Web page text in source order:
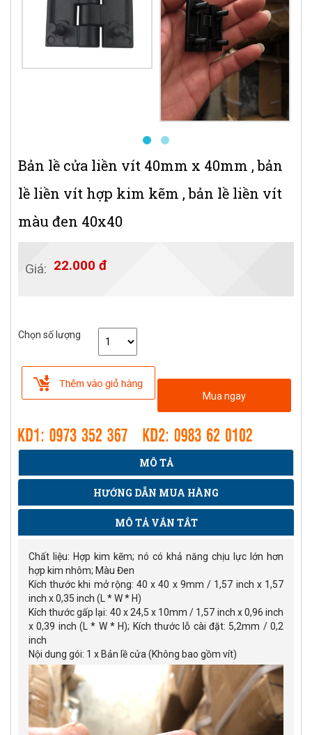
Bản lề cửa liền vít 40mm x 40mm , bản
lề liền vít hợp kim kẽm , bản lề liền vít
màu đen 40x40
Giá: 22.000 đ
Chọn số lượng
Mua ngay
MÔ TẢ
HƯỚNG DẪN MUA HÀNG
MÔ TẢ VẮN TẮT
Chất liệu: Hợp kim kẽm; nó có khả năng chịu lực lớn hơn
hợp kim nhôm; Màu Đen
Kích thước khi mở rộng: 40 x 40 x 9mm / 1,57 inch x 1,57
inch x 0,35 inch (L * W * H)
Kích thước gấp lại: 40 x 24,5 x 10mm / 1,57 inch x 0,96 inch
x 0,39 inch (L * W * H); Kích thước lỗ cài đặt: 5,2mm / 0,2
inch
Nội dung gói: 1 x Bản lề cửa (Không bao gồm vít)